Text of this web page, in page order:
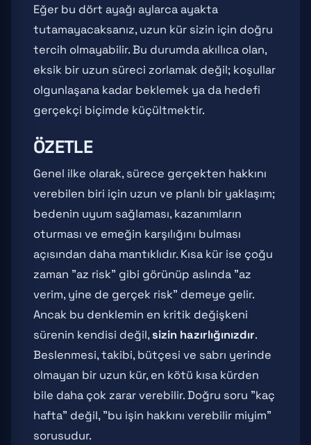
Eğer bu dört ayağı aylarca ayakta
tutamayacaksanız, uzun kür sizin için doğru
tercih olmayabilir. Bu durumda akıllıca olan,
eksik bir uzun süreci zorlamak değil; koşullar
olgunlaşana kadar beklemek ya da hedefi
gerçekçi biçimde küçültmektir.
ÖZETLE
Genel ilke olarak, sürece gerçekten hakkını
verebilen biri için uzun ve planlı bir yaklaşım;
bedenin uyum sağlaması, kazanımların
oturması ve emeğin karşılığını bulması
açısından daha mantıklıdır. Kısa kür ise çoğu
zaman "az risk" gibi görünüp aslında "az
verim, yine de gerçek risk" demeye gelir.
Ancak bu denklemin en kritik değişkeni
sürenin kendisi değil,sizin hazırlığınızdır.
Beslenmesi, takibi, bütçesi ve sabrı yerinde
olmayan bir uzun kür, en kötü kısa kürden
bile daha çok zarar verebilir. Doğru soru "kaç
hafta" değil, "bu işin hakkını verebilir miyim"
sorusudur.